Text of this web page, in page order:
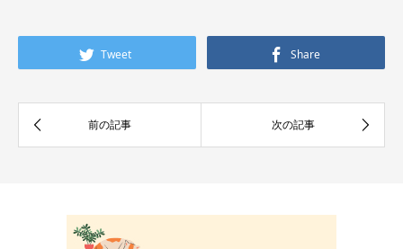
Tweet Share